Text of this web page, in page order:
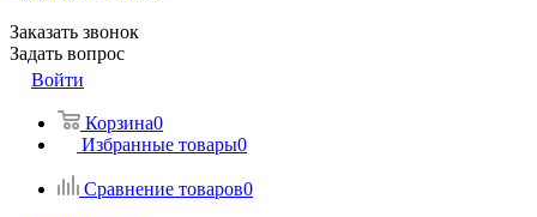
Заказать звонок
Задать вопрос
Войти
Корзина0
Избранные товары0
Сравнение товаров0